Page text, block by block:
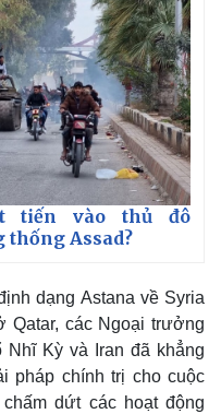
tiến vào thủ đô
thống Assad?
dạng Astana về Syria
Qatar, các Ngoại trưởng
Nhĩ Kỳ và Iran đã khẳng
pháp chính trị cho cuộc
dứt các hoạt động